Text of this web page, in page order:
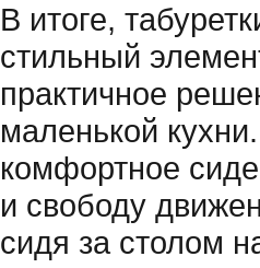
В итоге,
стильный
практичное
маленькой
комфортное
и свободу
сидя за столом